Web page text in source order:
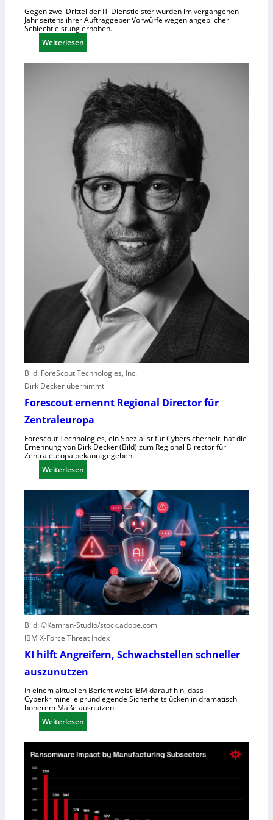
Gegen zwei Drittel der IT-Dienstleister wurden im vergangenen
Jahr seitens ihrer Auftraggeber Vorwürfe wegen angeblicher
Schlechtleistung erhoben.
Weiterlesen
M
I
T
-
D
i
e
n
s
t
e
e
r
e
r
e
b
e
n
V
r
w
ü
f
e
w
e
g
e
n
S
c
h
l
e
c
h
t
l
i
s
u
g
Bild: ForeScout Technologies, Inc.
Dirk Decker übernimmt
Forescout ernennt Regional Director für
Zentraleuropa
Forescout Technologies, ein Spezialist für Cybersicherheit, hat die
Ernennung von Dirk Decker (Bild) zum Regional Director für
Zentraleuropa bekanntgegeben.
Weiterlesen
F
r
s
c
o
u
t
e
r
n
e
n
t
e
g
n
r
Bild: ©Kamran-Studio/stock.adobe.com
IBM X-Force Threat Index
KI hilft Angreifern, Schwachstellen schneller
auszunutzen
In einem aktuellen Bericht weist IBM darauf hin, dass
Cyberkriminelle grundlegende Sicherheitslücken in dramatisch
höherem Maße ausnutzen.
Weiterlesen
K
h
t